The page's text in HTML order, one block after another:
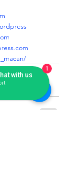
with us
1